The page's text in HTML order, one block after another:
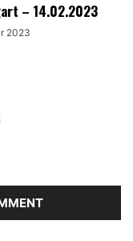
– 14.02.2023
2023